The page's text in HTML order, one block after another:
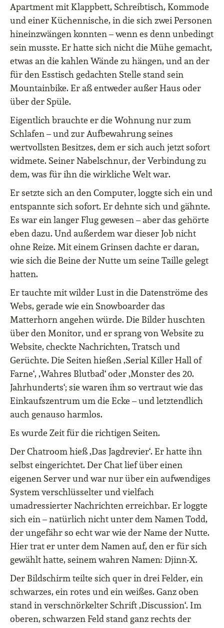
Apartment mit Klappbett, Schreibtisch, Kommode
und einer Küchennische, in die sich zwei Personen
hineinzwängen konnten – wenn es denn unbedingt
sein musste. Er hatte sich nicht die Mühe gemacht,
etwas an die kahlen Wände zu hängen, und an der
für den Esstisch gedachten Stelle stand sein
Mountainbike. Er aß entweder außer Haus oder
über der Spüle.
Eigentlich brauchte er die Wohnung nur zum
Schlafen – und zur Aufbewahrung seines
wertvollsten Besitzes, dem er sich auch jetzt sofort
widmete. Seiner Nabelschnur, der Verbindung zu
dem, was für ihn die wirkliche Welt war.
Er setzte sich an den Computer, loggte sich ein und
entspannte sich sofort. Er dehnte sich und gähnte.
Es war ein langer Flug gewesen – aber das gehörte
eben dazu. Und außerdem war dieser Job nicht
ohne Reize. Mit einem Grinsen dachte er daran,
wie sich die Beine der Nutte um seine Taille gelegt
hatten.
Er tauchte mit wilder Lust in die Datenströme des
Webs, gerade wie ein Snowboarder das
Matterhorn angehen würde. Die Bilder huschten
über den Monitor, und er sprang von Website zu
Website, checkte Nachrichten, Tratsch und
Gerüchte. Die Seiten hießen ‚Serial Killer Hall of
Farne‘, ‚Wahres Blutbad‘ oder ‚Monster des 20.
Jahrhunderts‘; sie waren ihm so vertraut wie das
Einkaufszentrum um die Ecke – und letztendlich
auch genauso harmlos.
Es wurde Zeit für die richtigen Seiten.
Der Chatroom hieß ‚Das Jagdrevier‘. Er hatte ihn
selbst eingerichtet. Der Chat lief über einen
eigenen Server und war nur über ein aufwendiges
System verschlüsselter und vielfach
umadressierter Nachrichten erreichbar. Er loggte
sich ein – natürlich nicht unter dem Namen Todd,
der ungefähr so echt war wie der Name der Nutte.
Hier trat er unter dem Namen auf, den er für sich
gewählt hatte, seinem wahren Namen: Djinn-X.
Der Bildschirm teilte sich quer in drei Felder, ein
schwarzes, ein rotes und ein weißes. Ganz oben
stand in verschnörkelter Schrift ‚Discussion‘. Im
oberen, schwarzen Feld stand ganz rechts der